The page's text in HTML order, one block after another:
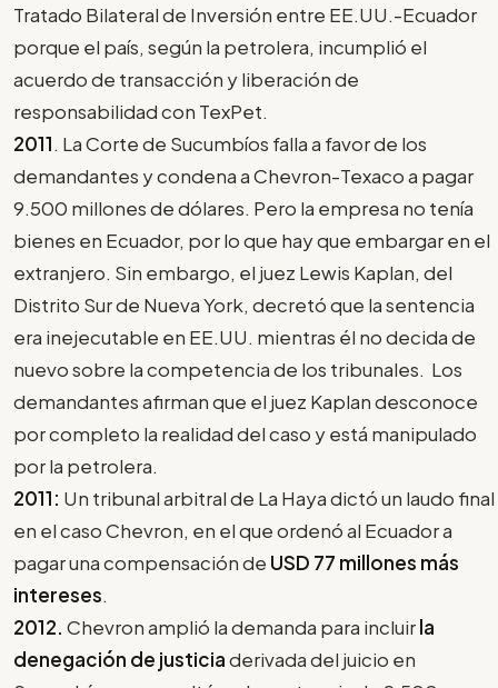
Tratado Bilateral de Inversión entre EE.UU.-Ecuador
porque el país, según la petrolera, incumplió el
acuerdo de transacción y liberación de
responsabilidad con TexPet.
2011. La Corte de Sucumbíos falla a favor de los
demandantes y condena a Chevron-Texaco a pagar
9.500 millones de dólares. Pero la empresa no tenía
bienes en Ecuador, por lo que hay que embargar en el
extranjero. Sin embargo, el juez Lewis Kaplan, del
Distrito Sur de Nueva York, decretó que la sentencia
era inejecutable en EE.UU. mientras él no decida de
nuevo sobre la competencia de los tribunales. Los
demandantes afirman que el juez Kaplan desconoce
por completo la realidad del caso y está manipulado
por la petrolera.
2011: Un tribunal arbitral de La Haya dictó un laudo final
en el caso Chevron, en el que ordenó al Ecuador a
pagar una compensación de USD 77 millones más
intereses.
2012. Chevron amplió la demanda para incluirla
denegación de justiciaderivada del juicio en